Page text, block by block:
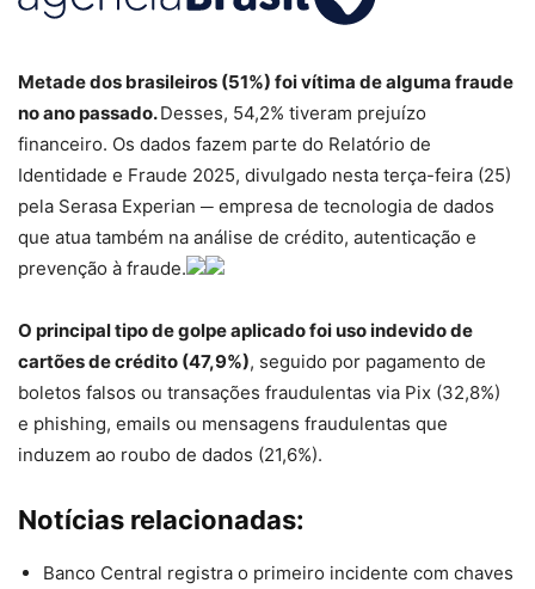
Metade dos brasileiros (51%) foi vítima de alguma fraude
no ano passado.Desses, 54,2% tiveram prejuízo
financeiro. Os dados fazem parte do Relatório de
Identidade e Fraude 2025, divulgado nesta terça-feira (25)
pela Serasa Experian ─ empresa de tecnologia de dados
que atua também na análise de crédito, autenticação e
prevenção à fraude.
O principal tipo de golpe aplicado foi uso indevido de
cartões de crédito (47,9%), seguido por pagamento de
boletos falsos ou transações fraudulentas via Pix (32,8%)
e phishing, emails ou mensagens fraudulentas que
induzem ao roubo de dados (21,6%).
Notícias relacionadas:
Banco Central registra o primeiro incidente com chaves